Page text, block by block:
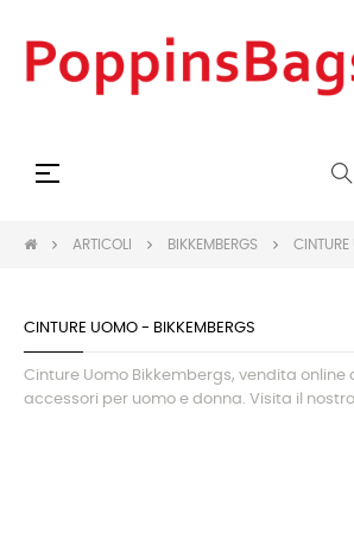
navigazione
☰
ARTICOLI BIKKEMBERGS
CINTURE UOMO - BIKKEMBERGS
Cinture Uomo Bikkembergs, vendita online
accessori per uomo e donna. Visita il